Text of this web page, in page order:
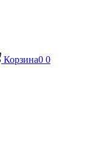
Корзина0 0